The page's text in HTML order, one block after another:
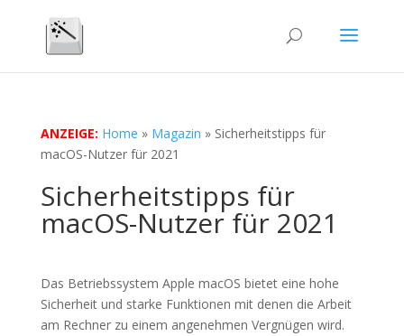
ANZEIGE: Home » Magazin » Sicherheitstipps für
macOS-Nutzer für 2021
Sicherheitstipps für
macOS-Nutzer für 2021
Das Betriebssystem Apple macOS bietet eine hohe
Sicherheit und starke Funktionen mit denen die Arbeit
am Rechner zu einem angenehmen Vergnügen wird.